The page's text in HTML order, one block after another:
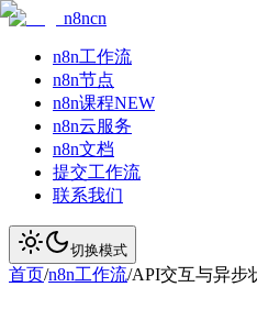
n8ncn
n8n工作流
n8n节点
n8n课程NEW
n8n云服务
n8n文档
提交工作流
联系我们
切换模式
首页/n8n工作流/API交互与异步